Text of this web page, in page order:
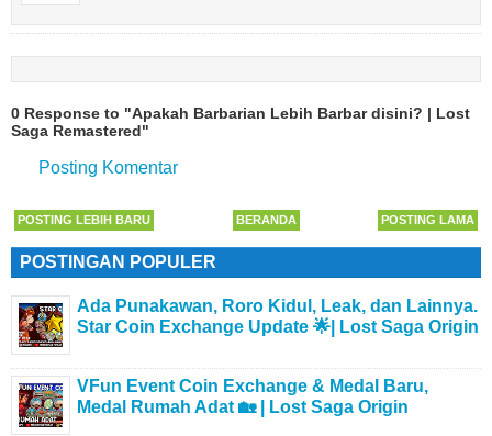
0 Response to "Apakah Barbarian Lebih Barbar disini? | Lost
Saga Remastered"
Posting Komentar
POSTING LEBIH BARU POSTING LAMA
BERANDA
POSTINGAN POPULER
Ada Punakawan, Roro Kidul, Leak, dan Lainnya.
Star Coin Exchange Update 🌟| Lost Saga Origin
VFun Event Coin Exchange & Medal Baru,
Medal Rumah Adat 🏡 | Lost Saga Origin